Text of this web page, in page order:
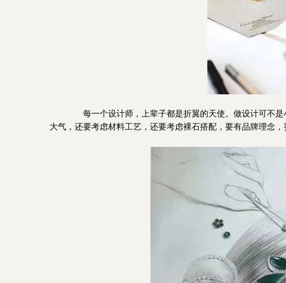
每一个设计师，上辈子都是折翼的天使。做设计可不是
大气，还要考虑材料工艺，还要考虑裸石搭配，要有品牌理念，